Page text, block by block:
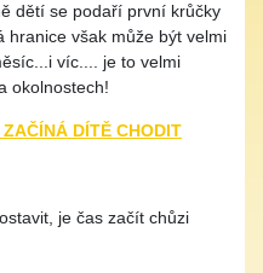
dětí se podaří první krůčky
hranice však může být velmi
víc.... je to velmi
okolnostech!
ZAČÍNÁ DÍTĚ CHODIT
je čas začít chůzi